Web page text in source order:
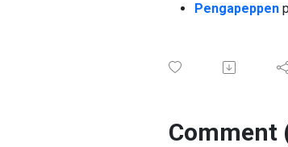
Pengapeppen
Comment